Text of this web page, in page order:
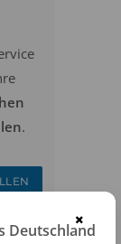
.
×
Deutschland